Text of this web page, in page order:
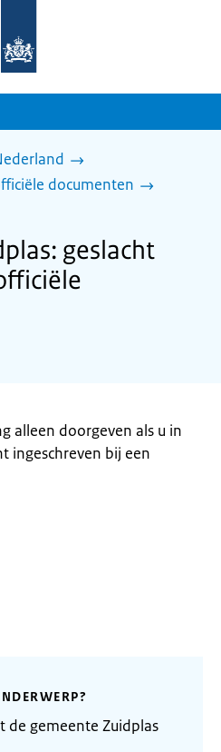
documenten
geslacht
alleen doorgeven als u in
ingeschreven bij een
de gemeente Zuidplas